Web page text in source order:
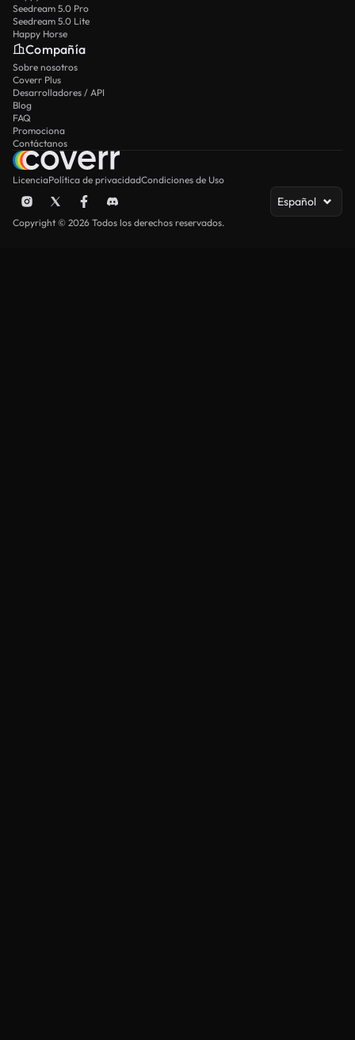
Seedream 5.0 Pro
Seedream 5.0 Lite
Happy Horse
Compañía
Sobre nosotros
Coverr Plus
Desarrolladores / API
Blog
FAQ
Promociona
Contáctanos
LicenciaPolítica de privacidadCondiciones de Uso
Español
Copyright © 2026 Todos los derechos reservados.